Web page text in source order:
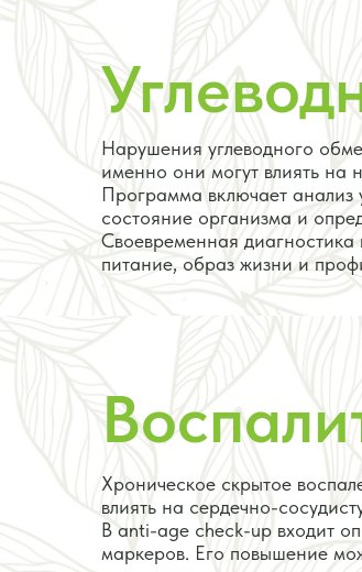
Нарушения углеводного
именно они могут влиять на
Программа включает анализ
состояние организма и
Своевременная
питание, образ жизни и
Хроническое скрытое
влиять на сердечно-
В anti-age check-up входит
маркеров. Его повышение